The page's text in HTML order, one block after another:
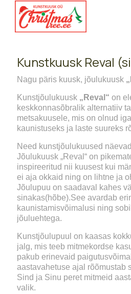
Kunstkuusk Reval
Nagu päris kuusk, jõulukuusk
Kunstjõulukuusk „Reval“ on
keskkonnasõbralik alternatiiv
metsakuusele, mis on olnud
kaunistuseks ja laste suureks
Need kunstjõulukuused
Jõulukuusk „Reval“ on
inspireeritud nii kuusest kui
ei aja okkaid ning on lihtne ja
Jõulupuu on saadaval kahes
sinakas(hõbe).See avardab
kaunistamisvõimalusi ning
jõuluehtega.
Kunstjõulupuul on kaasas
jalg, mis teeb mitmekordse
pakub erinevaid
aastavahetuse ajal rõõmustab
Sind ja Sinu peret mitmeid
valik.